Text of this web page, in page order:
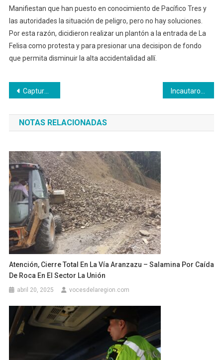
Manifiestan que han puesto en conocimiento de Pacífico Tres y
las autoridades la situación de peligro, pero no hay soluciones.
Por esta razón, dicidieron realizar un plantón a la entrada de La
Felisa como protesta y para presionar una decisipon de fondo
que permita disminuir la alta accidentalidad allí.
Navegación
de
entradas
Capturados dos extorsionistas en el centro de Manizales
NOTAS RELACIONADAS
Atención, Cierre Total En La Vía Aranzazu – Salamina Por Caída
De Roca En El Sector La Unión
abril 20, 2025 vocesdelaregion.com